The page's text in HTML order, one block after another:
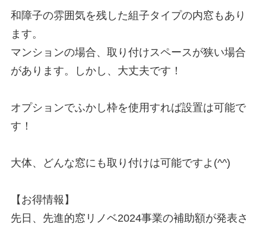
和障子の雰囲気を残した組子タイプの内窓もあり
ます。
マンションの場合、取り付けスペースが狭い場合
があります。しかし、大丈夫です！
オプションでふかし枠を使用すれば設置は可能で
す！
大体、どんな窓にも取り付けは可能ですよ(^^)
【お得情報】
先日、先進的窓リノベ2024事業の補助額が発表さ